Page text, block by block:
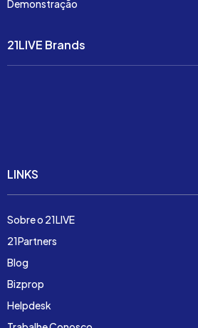
Demonstração
21LIVE Brands
LINKS
Sobre o 21LIVE
21Partners
Blog
Bizprop
Helpdesk